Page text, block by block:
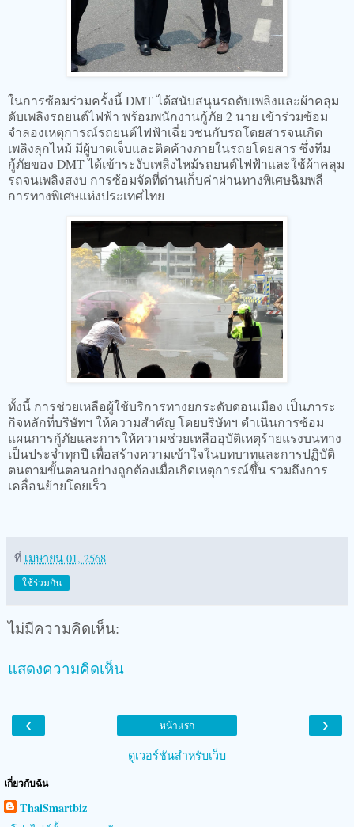
ในการซ้อมร่วมครั้งนี้ DMT ได้สนับสนุนรถดับเพลิงและผ้าคลุม
ดับเพลิงรถยนต์ไฟฟ้า พร้อมพนักงานกู้ภัย 2 นาย เข้าร่วมซ้อม
จำลองเหตุการณ์รถยนต์ไฟฟ้าเฉี่ยวชนกับรถโดยสารจนเกิด
เพลิงลุกไหม้ มีผู้บาดเจ็บและติดค้างภายในรถยโดยสาร ซึ่งทีม
กู้ภัยของ DMT ได้เข้าระงับเพลิงไหม้รถยนต์ไฟฟ้าและใช้ผ้าคลุม
รถจนเพลิงสงบ การซ้อมจัดที่ด่านเก็บค่าผ่านทางพิเศษฉิมพลี
การทางพิเศษแห่งประเทศไทย
ทั้งนี้ การช่วยเหลือผู้ใช้บริการทางยกระดับดอนเมือง เป็นภาระ
กิจหลักที่บริษัทฯ ให้ความสำคัญ โดยบริษัทฯ ดำเนินการซ้อม
แผนการกู้ภัยและการให้ความช่วยเหลืออุบัติเหตุร้ายแรงบนทาง
เป็นประจำทุกปี เพื่อสร้างความเข้าใจในบทบาทและการปฏิบัติ
ตนตามขั้นตอนอย่างถูกต้องเมื่อเกิดเหตุการณ์ขึ้น รวมถึงการ
เคลื่อนย้ายโดยเร็ว
ที่ เมษายน 01, 2568
ใช้ร่วมกัน
ไม่มีความคิดเห็น:
แสดงความคิดเห็น
‹ ›
หน้าแรก
ดูเวอร์ชันสำหรับเว็บ
เกี่ยวกับฉัน
ThaiSmartbiz